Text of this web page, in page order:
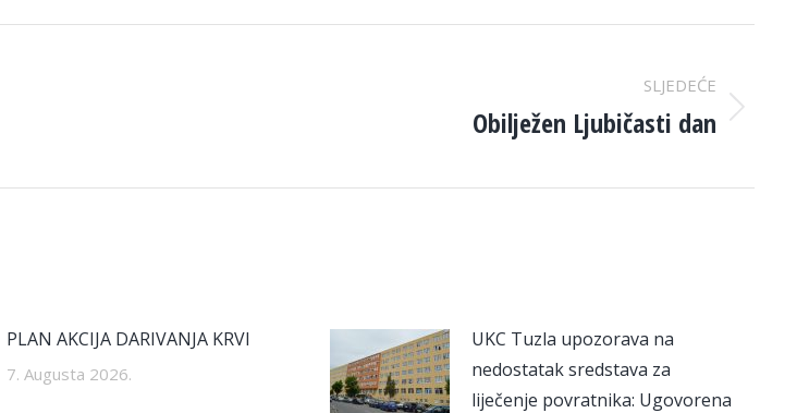
SLJEDEĆE
Obilježen Ljubičasti dan
PLAN AKCIJA DARIVANJA KRVI
7. Augusta 2026.
UKC Tuzla upozorava na
nedostatak sredstava za
liječenje povratnika: Ugovorena